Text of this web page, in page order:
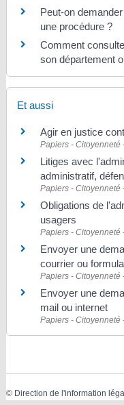
Peut-on
une procédure ?
Comment
son département
Et aussi
Agir en justice
Papiers - Citoyenneté
Litiges avec
administratif,
Papiers - Citoyenneté
Obligations de
usagers
Papiers - Citoyenneté
Envoyer une
courrier ou
Papiers - Citoyenneté
Envoyer une
mail ou internet
Papiers - Citoyenneté
© Direction de l'information